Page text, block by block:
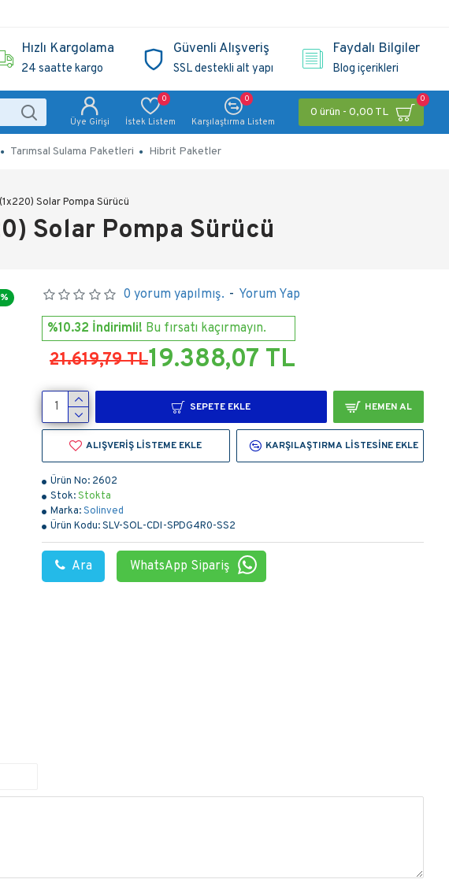
Hızlı Kargolama
24 saatte kargo
Güvenli Alışveriş
SSL destekli alt yapı
Faydalı Bilgiler
Blog içerikleri
Üye Girişi İstek Listem
0
Karşılaştırma Listem
0
0 ürün - 0,00 TL
0
Tarımsal Sulama Paketleri Hibrit Paketler
Solar Pompa Sürücü
Solar Pompa Sürücü
Ürün No: 2602
Stok:Stokta
Marka:Solinved
Ürün Kodu:SLV-SOL-CDI-SPDG4R0-SS2
Ara WhatsApp Sipariş
0 yorum yapılmış. - Yorum Yap
%10.32 İndirimli! Bu fırsatı kaçırmayın.
21.619,79 TL19.388,07 TL
SEPETE EKLE HEMEN AL
ALIŞVERIŞ LISTEME EKLE KARŞILAŞTIRMA LISTESINE EKLE